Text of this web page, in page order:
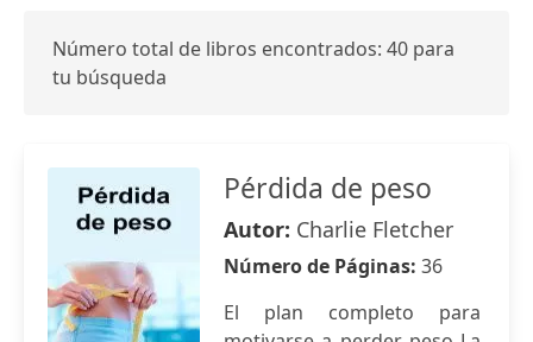
Número total de libros encontrados: 40 para
tu búsqueda
Pérdida de peso
Autor: Charlie Fletcher
Número de Páginas: 36
El plan completo para